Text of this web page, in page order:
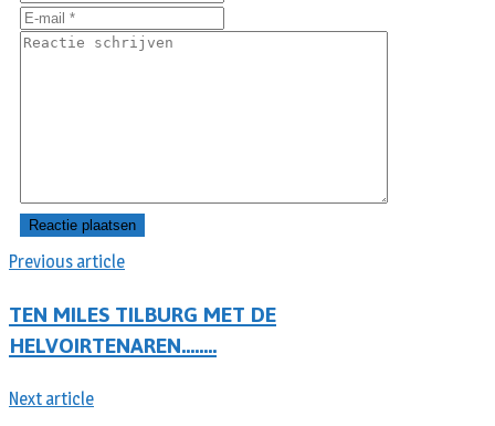
Previous article
TEN MILES TILBURG MET DE
HELVOIRTENAREN……..
Next article